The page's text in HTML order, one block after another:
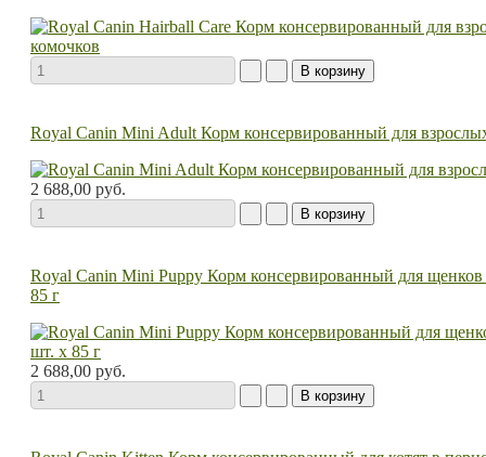
Royal Canin Mini Adult Корм консервированный для
2 688,00 руб.
Royal Canin Mini Puppy Корм консервированный для щенков
85 г
2 688,00 руб.